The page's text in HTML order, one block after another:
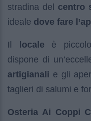
stradina del centro
ideale dove fare
Il locale è
dispone di
artigianali e gli
taglieri di salumi e
Osteria Ai Coppi